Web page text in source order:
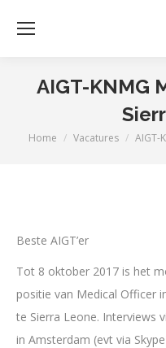
AIGT-KNMG
Je bent hier:
Home Vacatures AIGT-
Beste AIGT’er
Tot 8 oktober 2017 is het
positie van Medical Officer
te Sierra Leone. Interviews
in Amsterdam (evt via